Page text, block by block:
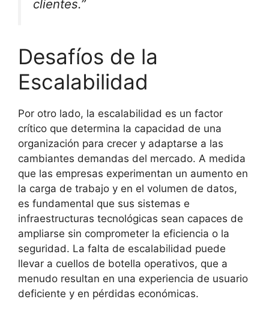
clientes.”
Desafíos de la
Escalabilidad
Por otro lado, la escalabilidad es un factor
crítico que determina la capacidad de una
organización para crecer y adaptarse a las
cambiantes demandas del mercado. A medida
que las empresas experimentan un aumento en
la carga de trabajo y en el volumen de datos,
es fundamental que sus sistemas e
infraestructuras tecnológicas sean capaces de
ampliarse sin comprometer la eficiencia o la
seguridad. La falta de escalabilidad puede
llevar a cuellos de botella operativos, que a
menudo resultan en una experiencia de usuario
deficiente y en pérdidas económicas.